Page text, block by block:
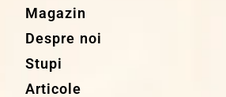
Magazin
Despre noi
Stupi
Articole